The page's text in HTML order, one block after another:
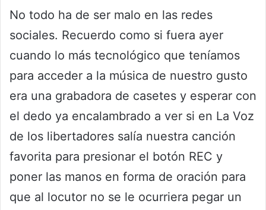
No todo ha de ser malo en las redes
sociales. Recuerdo como si fuera ayer
cuando lo más tecnológico que teníamos
para acceder a la música de nuestro gusto
era una grabadora de casetes y esperar con
el dedo ya encalambrado a ver si en La Voz
de los libertadores salía nuestra canción
favorita para presionar el botón REC y
poner las manos en forma de oración para
que al locutor no se le ocurriera pegar un